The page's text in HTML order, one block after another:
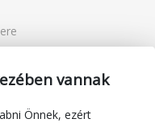
vannak
Önnek, ezért